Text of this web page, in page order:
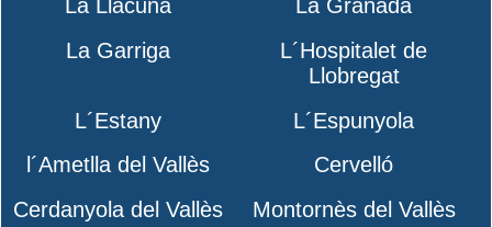
La Llacuna
La Granada
La Garriga
L´Hospitalet de
Llobregat
L´Estany
L´Espunyola
l´Ametlla del Vallès
Cervelló
Cerdanyola del Vallès
Montornès del Vallès